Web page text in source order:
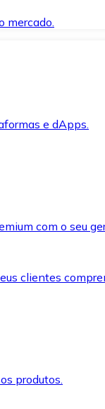
mercado.
e dApps.
com o seu
clientes
produtos.